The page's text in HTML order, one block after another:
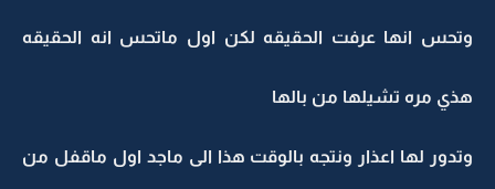
وتحس انها عرفت الحقيقه لكن اول ماتحس انه الحقيقه
هذي مره تشيلها من بالها
وتدور لها اعذار ونتجه بالوقت هذا الى ماجد اول ماقفل من